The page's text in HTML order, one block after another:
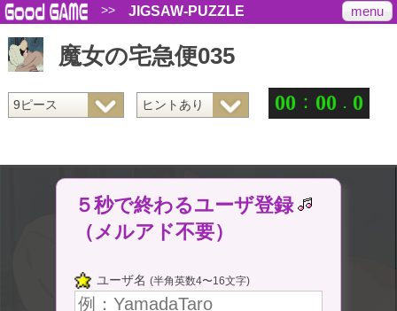
>> JIGSAW-PUZZLE menu
魔女の宅急便035
00 ： 00 . 0
５秒で終わるユーザ登録
（メルアド不要）
ユーザ名 (半角英数4〜16文字)